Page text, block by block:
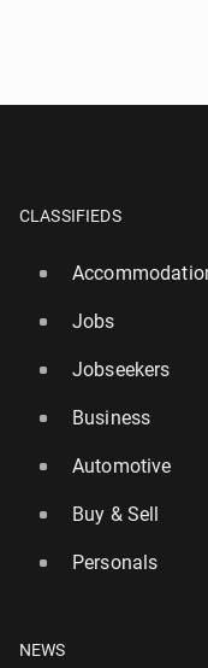
CLASSIFIEDS
Jobs
Jobseekers
Business
Automotive
Buy & Sell
Personals
NEWS